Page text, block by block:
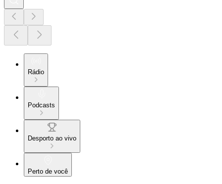
Rádio
Podcasts
Desporto ao vivo
Perto de você